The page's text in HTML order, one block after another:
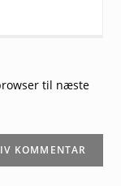
til næste